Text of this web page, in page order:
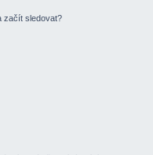
začít sledovat?